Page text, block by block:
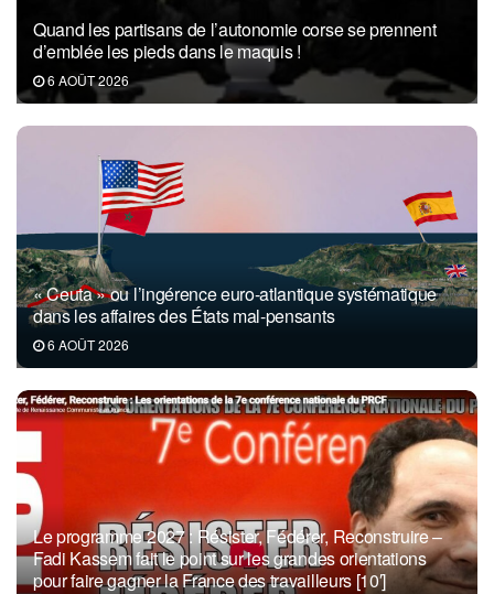
Quand les partisans de l’autonomie corse se prennent
d’emblée les pieds dans le maquis !
6 AOÛT 2026
« Ceuta » ou l’ingérence euro-atlantique systématique
dans les affaires des États mal-pensants
6 AOÛT 2026
Le programme 2027 : Résister, Fédérer, Reconstruire –
Fadi Kassem fait le point sur les grandes orientations
pour faire gagner la France des travailleurs [10′]